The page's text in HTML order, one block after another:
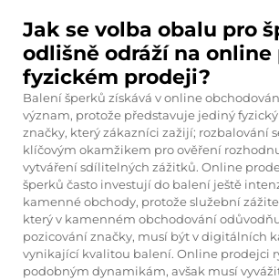
Jak se volba obalu pro
odlišně odráží na online
fyzickém prodeji?
Balení šperků získává v online
význam, protože představuje jediný
značky, který zákazníci zažijí; rozbalování
klíčovým okamžikem pro ověření
vytváření sdílitelných zážitků. Online
šperků často investují do balení ještě
kamenné obchody, protože služební
který v kamenném obchodování
pozicování značky, musí být v digitálních
vynikající kvalitou balení. Online prodejci
podobným dynamikám, avšak musí